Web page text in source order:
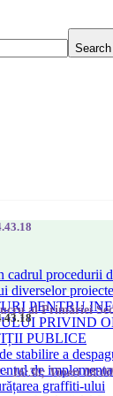
cadrul procedurii
diverselor
PENTRU
PRIVIND
PUBLICE
stabilire a
de
graffiti-ului
al Primăriei
16:30; Vineri